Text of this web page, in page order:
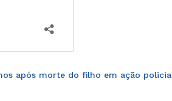
após morte do filho em ação